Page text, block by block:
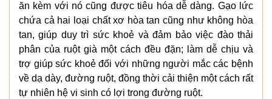
ăn kèm với nó cũng được tiêu hóa dễ dàng. Gạo lức
chứa cả hai loại chất xơ hòa tan cũng như không hòa
tan, giúp duy trì sức khoẻ và đảm bảo việc đào thải
phân của ruột già một cách đều đặn; làm dễ chịu và
trợ giúp sức khoẻ đối với những người mắc các bệnh
về dạ dày, đường ruột, đồng thời cải thiện một cách rất
tự nhiên hệ vi sinh có lợi trong đường ruột.